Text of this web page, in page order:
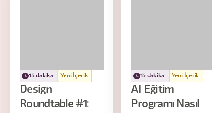
15 dakika Yeni İçerik
Design
Roundtable #1:
15 dakika Yeni İçerik
AI Eğitim
Programı Nasıl